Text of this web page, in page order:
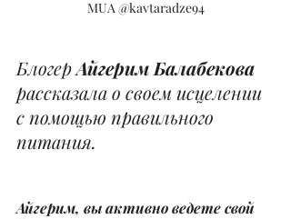
MUA @kavtaradze94
Блогер Айгерим Балабекова
рассказала о своем исцелении
с помощью правильного
питания.
Айгерим, вы активно ведете свой